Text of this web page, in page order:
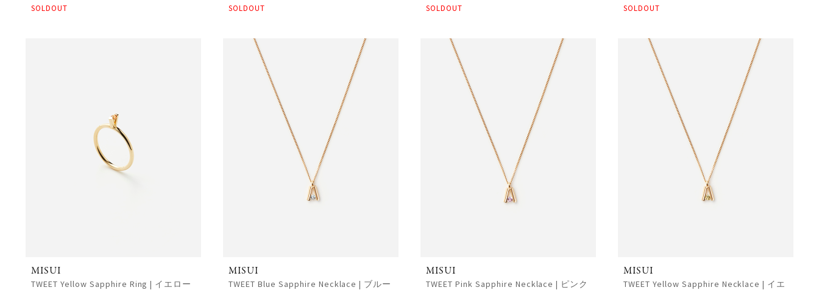
SOLDOUT SOLDOUT SOLDOUT SOLDOUT
MISUI
TWEET Yellow Sapphire Ring | イエロー
MISUI
TWEET Blue Sapphire Necklace | ブルー
MISUI
TWEET Pink Sapphire Necklace | ピンク
MISUI
TWEET Yellow Sapphire Necklace | イエ